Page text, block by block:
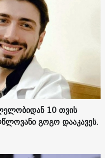
10 თვის
გოგო დააკავეს.